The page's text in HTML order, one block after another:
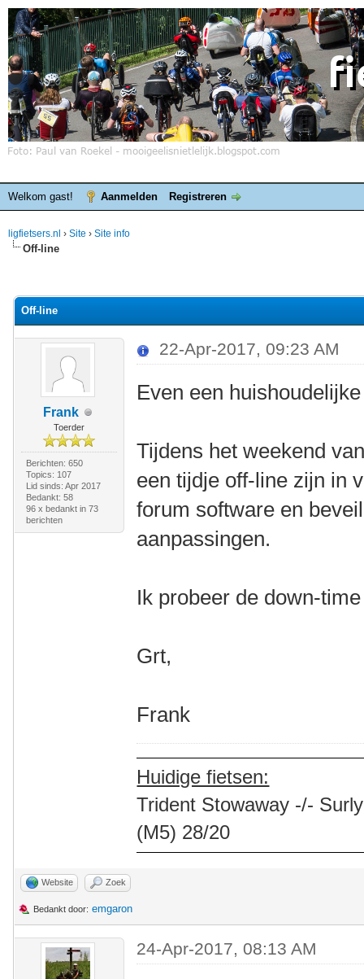
Welkom gast! Aanmelden Registreren
ligfietsers.nl › Site › Site info
Off-line
Off-line
Frank
Toerder
Berichten: 650
Topics: 107
Lid sinds: Apr 2017
Bedankt: 58
96 x bedankt in 73
berichten
22-Apr-2017, 09:23 AM
Even een
Tijdens het weekend
een tijdje off-line zijn in
forum software en
aanpassingen.
Ik probeer de down-
Grt,
Frank
Huidige fietsen:
Trident Stowaway -/-
(M5) 28/20
Website Zoek
Bedankt door: emgaron
24-Apr-2017, 08:13 AM